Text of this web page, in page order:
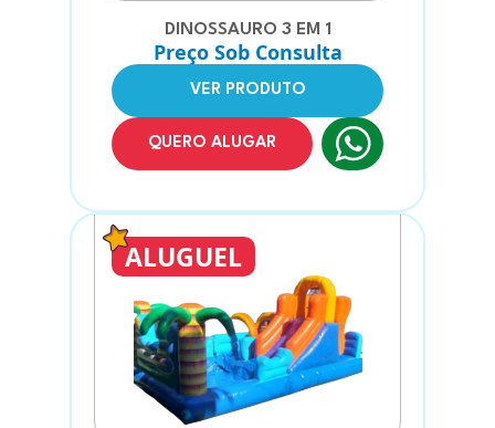
DINOSSAURO 3 EM 1
Preço Sob Consulta
VER PRODUTO
QUERO ALUGAR
ALUGUEL